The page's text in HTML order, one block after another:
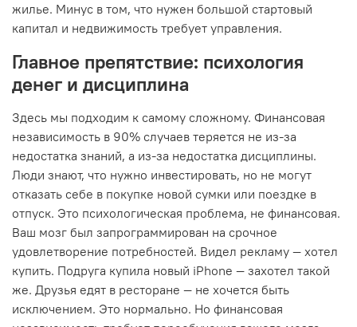
жилье. Минус в том, что нужен большой стартовый
капитал и недвижимость требует управления.
Главное препятствие: психология
денег и дисциплина
Здесь мы подходим к самому сложному. Финансовая
независимость в 90% случаев теряется не из-за
недостатка знаний, а из-за недостатка дисциплины.
Люди знают, что нужно инвестировать, но не могут
отказать себе в покупке новой сумки или поездке в
отпуск. Это психологическая проблема, не финансовая.
Ваш мозг был запрограммирован на срочное
удовлетворение потребностей. Видел рекламу — хотел
купить. Подруга купила новый iPhone — захотел такой
же. Друзья едят в ресторане — не хочется быть
исключением. Это нормально. Но финансовая